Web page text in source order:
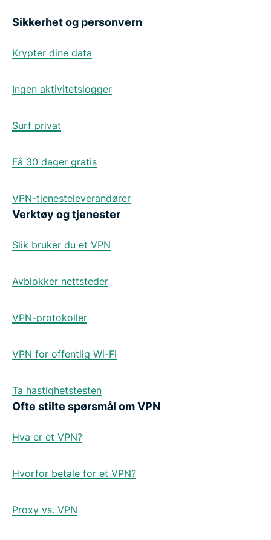
Sikkerhet og personvern
Krypter dine data
Ingen aktivitetslogger
Surf privat
Få 30 dager gratis
VPN-tjenesteleverandører
Verktøy og tjenester
Slik bruker du et VPN
Avblokker nettsteder
VPN-protokoller
VPN for offentlig Wi-Fi
Ta hastighetstesten
Ofte stilte spørsmål om VPN
Hva er et VPN?
Hvorfor betale for et VPN?
Proxy vs. VPN